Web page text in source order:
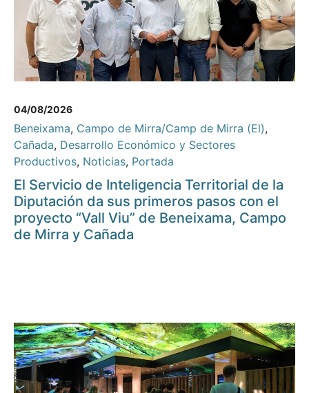
04/08/2026
Beneixama, Campo de Mirra/Camp de Mirra (El),
Cañada, Desarrollo Económico y Sectores
Productivos, Noticias, Portada
El Servicio de Inteligencia Territorial de la
Diputación da sus primeros pasos con el
proyecto “Vall Viu” de Beneixama, Campo
de Mirra y Cañada